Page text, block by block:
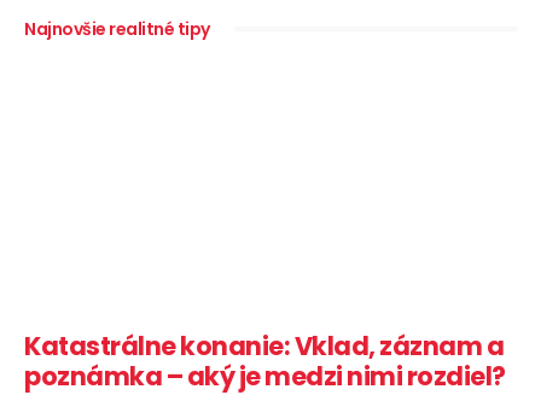
Najnovšie realitné tipy
Katastrálne konanie: Vklad, záznam a
poznámka – aký je medzi nimi rozdiel?